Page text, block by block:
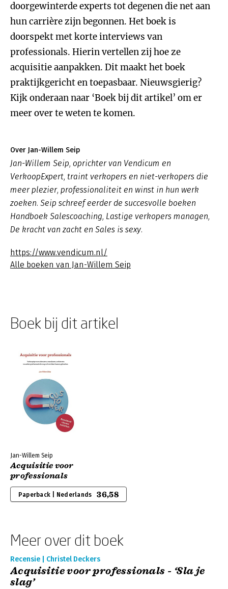
doorgewinterde experts tot degenen die net aan
hun carrière zijn begonnen. Het boek is
doorspekt met korte interviews van
professionals. Hierin vertellen zij hoe ze
acquisitie aanpakken. Dit maakt het boek
praktijkgericht en toepasbaar. Nieuwsgierig?
Kijk onderaan naar ‘Boek bij dit artikel’ om er
meer over te weten te komen.
Over Jan-Willem Seip
Jan-Willem Seip, oprichter van Vendicum en
VerkoopExpert, traint verkopers en niet-verkopers die
meer plezier, professionaliteit en winst in hun werk
zoeken. Seip schreef eerder de succesvolle boeken
Handboek Salescoaching, Lastige verkopers managen,
De kracht van zacht en Sales is sexy.
https://www.vendicum.nl/
Alle boeken van Jan-Willem Seip
Boek bij dit artikel
Jan-Willem Seip
Acquisitie voor
professionals
Paperback | Nederlands 36,58
Meer over dit boek
Recensie | Christel Deckers
Acquisitie voor professionals - ‘Sla je
slag’